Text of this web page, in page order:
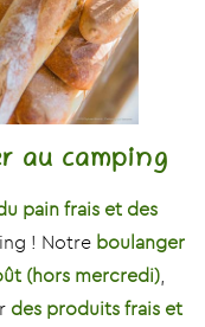
au camping
pain frais et des
! Notre boulanger
(hors mercredi),
des produits frais et